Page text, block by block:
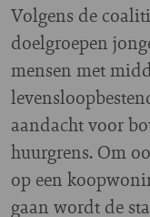
Volgens de
doelgroepen
mensen met
aandacht voor
huurgrens. Om
op een
gaan wordt de